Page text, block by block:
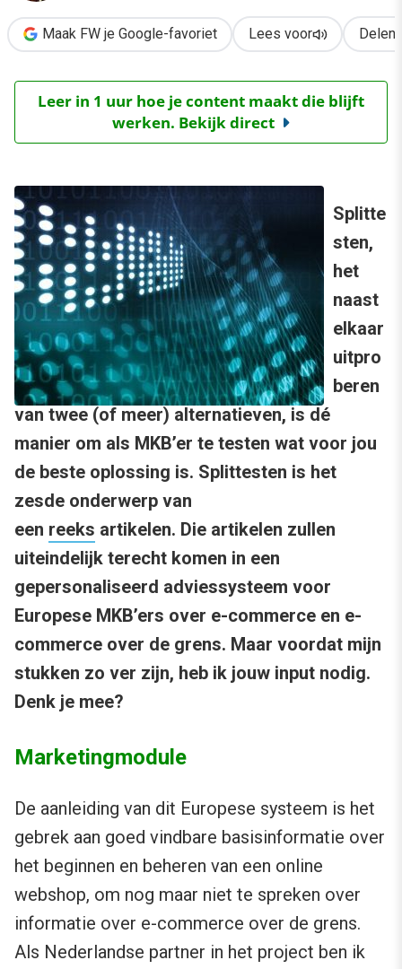
Maak FW je Google-favoriet Lees voor Delen
Leer in 1 uur hoe je content maakt die blijft
werken. Bekijk direct
Splitte
sten,
het
naast
elkaar
uitpro
beren
van twee (of meer) alternatieven, is dé
manier om als MKB’er te testen wat voor jou
de beste oplossing is. Splittesten is het
zesde onderwerp van
een reeks artikelen. Die artikelen zullen
uiteindelijk terecht komen in een
gepersonaliseerd adviessysteem voor
Europese MKB’ers over e-commerce en e-
commerce over de grens. Maar voordat mijn
stukken zo ver zijn, heb ik jouw input nodig.
Denk je mee?
Marketingmodule
De aanleiding van dit Europese systeem is het
gebrek aan goed vindbare basisinformatie over
het beginnen en beheren van een online
webshop, om nog maar niet te spreken over
informatie over e-commerce over de grens.
Als Nederlandse partner in het project ben ik